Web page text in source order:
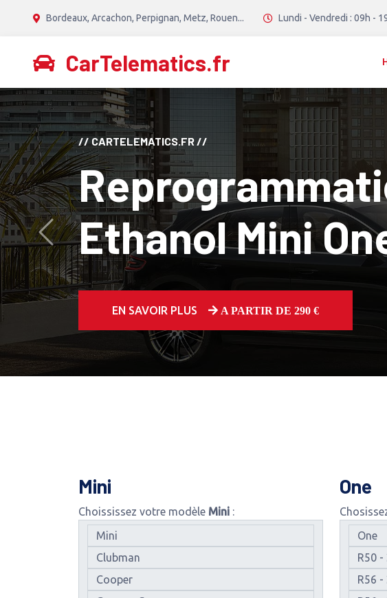
Bordeaux, Arcachon, Perpignan, Metz, Rouen... Lundi - Vendredi : 09h -
CarTelematics.fr
// CANTON TECH //
Diesel Stage 1
EN SAVOIR PLUS A PARTIR DE 250 €
Avant
Mini
Choississez votre modèle Mini :
One